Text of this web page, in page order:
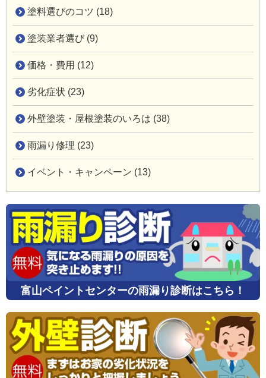
塗料選びのコツ (18)
塗装業者選び (9)
価格・費用 (12)
劣化症状 (23)
外壁塗装・屋根塗装のいろは (38)
雨漏り修理 (23)
イベント・キャンペーン (13)
富山ペイントセンターの雨漏り診断はこちら！